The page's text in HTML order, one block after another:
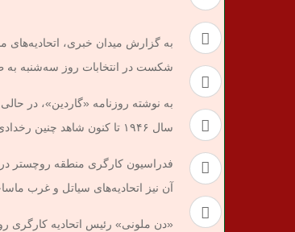
به گزارش میدان خبری، اتحادیه‌های
شکست در انتخابات روز سه‌شنبه به
به نوشته روزنامه «گاردین»، در
سال ۱۹۴۶ تا کنون شاهد چنین رخدادی نبوده است.
فدراسیون کارگری منطقه روچستر
آن نیز اتحادیه‌های سیاتل و غرب